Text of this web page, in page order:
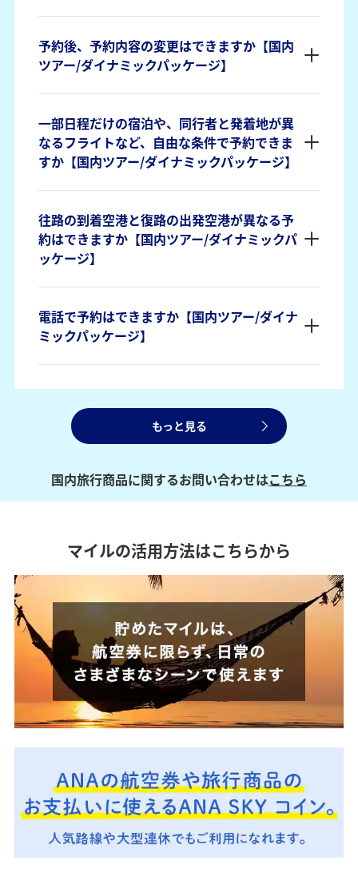
予約後、予約内容の変更はできますか【国内
ツアー/ダイナミックパッケージ】
一部日程だけの宿泊や、同行者と発着地が異
なるフライトなど、自由な条件で予約できま
すか【国内ツアー/ダイナミックパッケージ】
往路の到着空港と復路の出発空港が異なる予
約はできますか【国内ツアー/ダイナミックパ
ッケージ】
電話で予約はできますか【国内ツアー/ダイナ
ミックパッケージ】
もっと見る
国内旅行商品に関するお問い合わせはこちら
マイルの活用方法はこちらから